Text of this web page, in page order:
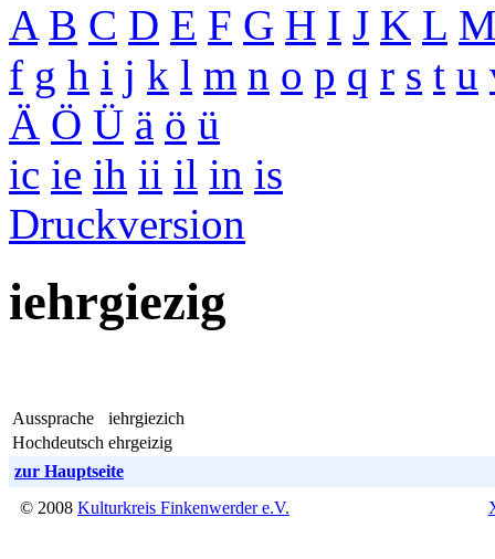
A B C D E F G H I J K L
f g h i j k l m n o p q r s t u
Ä Ö Ü ä ö ü
ic ie ih ii il in is
Druckversion
iehrgiezig
Aussprache
iehrgiezich
Hochdeutsch ehrgeizig
zur Hauptseite
© 2008 Kulturkreis Finkenwerder e.V.